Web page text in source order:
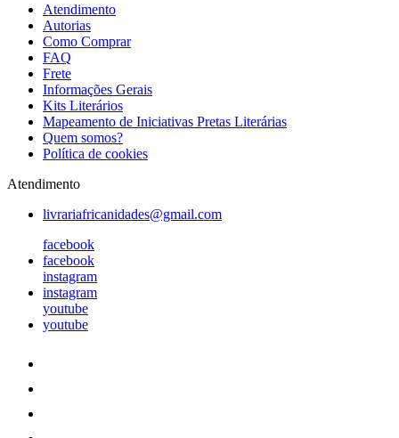
Atendimento
Autorias
Como Comprar
FAQ
Frete
Informações Gerais
Kits Literários
Mapeamento de Iniciativas Pretas Literárias
Quem somos?
Política de cookies
Atendimento
livrariafricanidades@gmail.com
facebook
facebook
instagram
instagram
youtube
youtube